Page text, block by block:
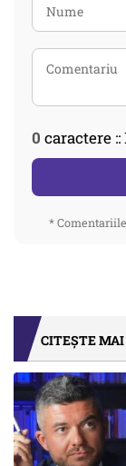
0 caractere
*
CITEȘTE